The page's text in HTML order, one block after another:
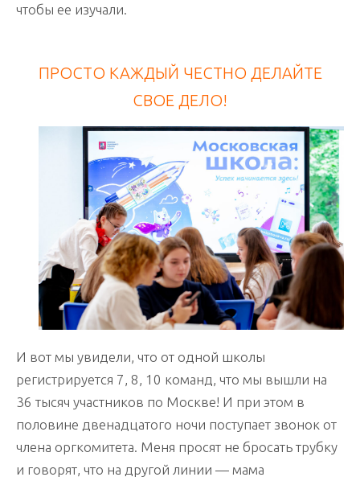
чтобы ее изучали.
ПРОСТО КАЖДЫЙ ЧЕСТНО ДЕЛАЙТЕ
СВОЕ ДЕЛО!
И вот мы увидели, что от одной школы
регистрируется 7, 8, 10 команд, что мы вышли на
36 тысяч участников по Москве! И при этом в
половине двенадцатого ночи поступает звонок от
члена оргкомитета. Меня просят не бросать трубку
и говорят, что на другой линии — мама